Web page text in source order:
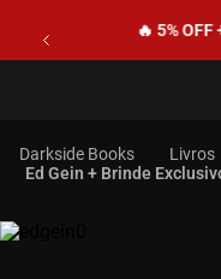
🔥 5%
Livros
Ed Gein + Brinde